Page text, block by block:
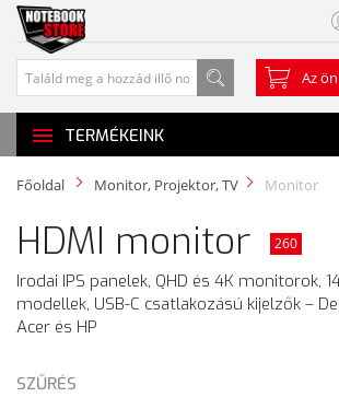
Az
TERMÉKEINK
Főoldal Monitor, Projektor, TV Monitor
HDMI monitor 260
Irodai IPS panelek, QHD és 4K monitorok,
modellek, USB-C csatlakozású kijelzők –
Acer és HP
SZŰRÉS